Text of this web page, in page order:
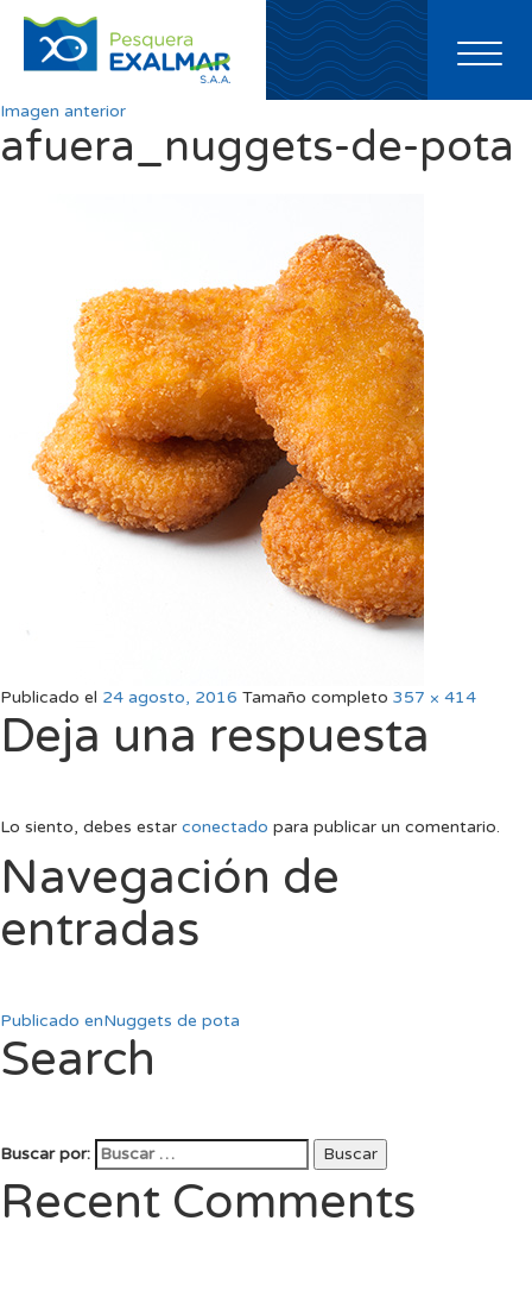
Toggle
Imagen anterior
afuera_nuggets-de-pota
Publicado el 24 agosto, 2016 Tamaño completo 357 × 414
Deja una respuesta
Lo siento, debes estar conectado para publicar un comentario.
Navegación de
entradas
Publicado enNuggets de pota
Search
Buscar por: Buscar
Recent Comments